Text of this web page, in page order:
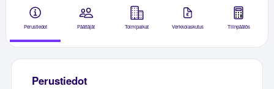
Perustiedot Päättäjät Toimipaikat Verkkolaskutus Tilinpäätös
Perustiedot